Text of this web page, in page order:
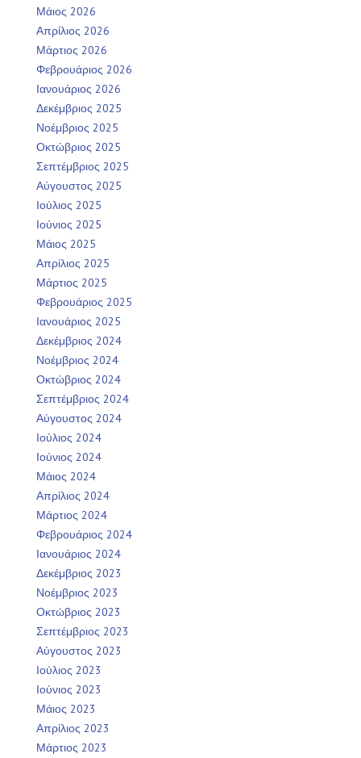
Μάιος 2026
Απρίλιος 2026
Μάρτιος 2026
Φεβρουάριος 2026
Ιανουάριος 2026
Δεκέμβριος 2025
Νοέμβριος 2025
Οκτώβριος 2025
Σεπτέμβριος 2025
Αύγουστος 2025
Ιούλιος 2025
Ιούνιος 2025
Μάιος 2025
Απρίλιος 2025
Μάρτιος 2025
Φεβρουάριος 2025
Ιανουάριος 2025
Δεκέμβριος 2024
Νοέμβριος 2024
Οκτώβριος 2024
Σεπτέμβριος 2024
Αύγουστος 2024
Ιούλιος 2024
Ιούνιος 2024
Μάιος 2024
Απρίλιος 2024
Μάρτιος 2024
Φεβρουάριος 2024
Ιανουάριος 2024
Δεκέμβριος 2023
Νοέμβριος 2023
Οκτώβριος 2023
Σεπτέμβριος 2023
Αύγουστος 2023
Ιούλιος 2023
Ιούνιος 2023
Μάιος 2023
Απρίλιος 2023
Μάρτιος 2023